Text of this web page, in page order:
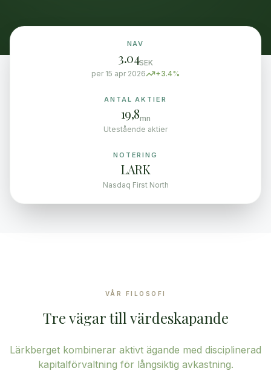
NAV
3.04SEK
per 15 apr 2026
+3.4%
ANTAL AKTIER
19,8mn
Utestående aktier
NOTERING
LARK
Nasdaq First North
VÅR FILOSOFI
Tre vägar till värdeskapande
Lärkberget kombinerar aktivt ägande med disciplinerad
kapitalförvaltning för långsiktig avkastning.